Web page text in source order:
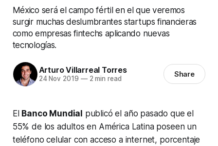
México será el campo fértil en el que veremos
surgir muchas deslumbrantes startups financieras
como empresas fintechs aplicando nuevas
tecnologías.
Arturo Villarreal Torres
24 Nov 2019 —2 min read Share
El Banco Mundial publicó el año pasado que el
55% de los adultos en América Latina poseen un
teléfono celular con acceso a internet, porcentaje